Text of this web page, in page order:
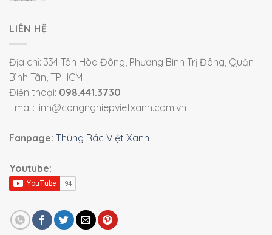
LIÊN HỆ
Địa chỉ: 334 Tân Hòa Đông, Phường Bình Trị Đông, Quận
Bình Tân, TP.HCM
Điện thoại: 098.441.3730
Email: linh@congnghiepvietxanh.com.vn
Fanpage: Thùng Rác Việt Xanh
Youtube: